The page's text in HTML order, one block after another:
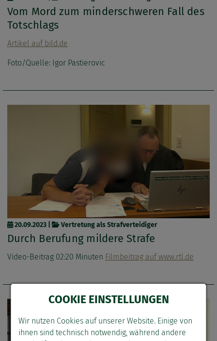
Vom Mord zum minderschweren Fall des
Totschlags
Artikel auf bild.de
Foto/Quelle: Igor Pastierovic
20.09.2023 Vertretung als Strafverteidiger
Durch Berufung mildere Strafe
Video-Beitrag 02:20 Minuten Filmbeitrag auf www.rtl.de
COOKIE EINSTELLUNGEN
Wir nutzen Cookies auf unserer Website. Einige von
ihnen sind technisch notwendig, während andere